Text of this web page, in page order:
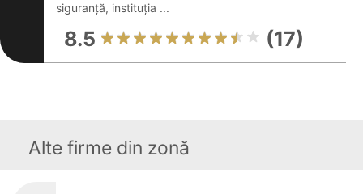
siguranță, instituția ...
8.5 (17)
Alte firme din zonă